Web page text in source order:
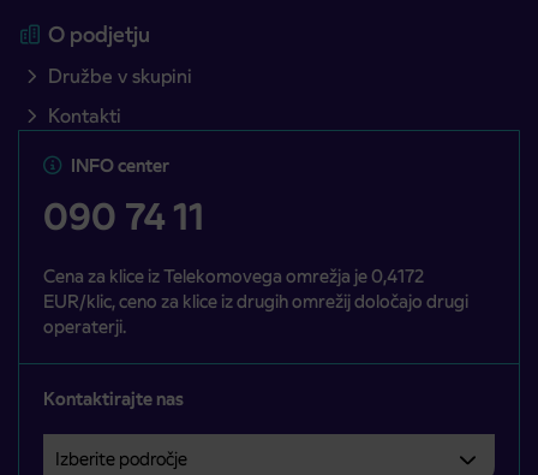
O podjetju
Družbe v skupini
Kontakti
INFO center
090 74 11
Cena za klice iz Telekomovega omrežja je 0,4172
EUR/klic, ceno za klice iz drugih omrežij določajo drugi
operaterji.
Kontaktirajte nas
Izberite področje
Področje je obvezno izbrati.